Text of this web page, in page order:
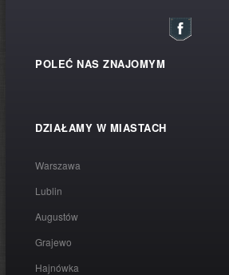
POLEĆ NAS ZNAJOMYM
DZIAŁAMY W MIASTACH
Warszawa
Lublin
Augustów
Grajewo
Hajnówka